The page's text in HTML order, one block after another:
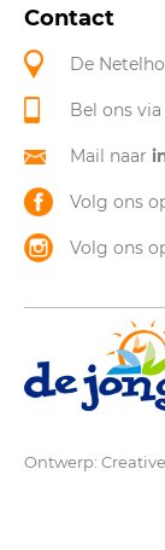
Contact
De
Bel ons via
Mail naar
Volg ons
Volg ons
Ontwerp: